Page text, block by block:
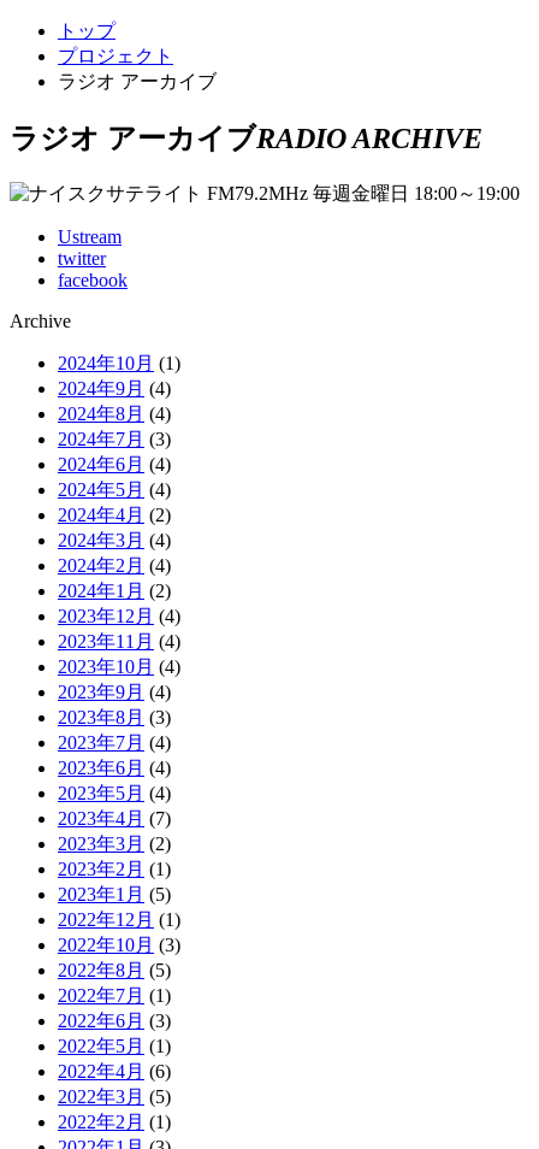
トップ
プロジェクト
ラジオ アーカイブ
ラジオ アーカイブRADIO ARCHIVE
Ustream
twitter
facebook
Archive
2024年10月 (1)
2024年9月 (4)
2024年8月 (4)
2024年7月 (3)
2024年6月 (4)
2024年5月 (4)
2024年4月 (2)
2024年3月 (4)
2024年2月 (4)
2024年1月 (2)
2023年12月 (4)
2023年11月 (4)
2023年10月 (4)
2023年9月 (4)
2023年8月 (3)
2023年7月 (4)
2023年6月 (4)
2023年5月 (4)
2023年4月 (7)
2023年3月 (2)
2023年2月 (1)
2023年1月 (5)
2022年12月 (1)
2022年10月 (3)
2022年8月 (5)
2022年7月 (1)
2022年6月 (3)
2022年5月 (1)
2022年4月 (6)
2022年3月 (5)
2022年2月 (1)